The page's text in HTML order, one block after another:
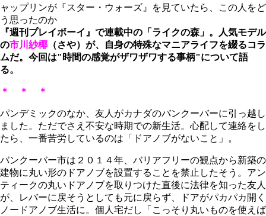
ャップリンが『スター・ウォーズ』を見ていたら、この人をど
う思ったのか
『週刊プレイボーイ』で連載中の「ライクの森」。人気モデル
の市川紗椰 （さや）が、自身の特殊なマニアライフを綴るコラ
ムだ。今回は" 時間の感覚がザワザワする事柄"について語
る。
＊ ＊ ＊
パンデミックのなか、友人がカナダのバンクーバーに引っ越し
ました。ただでさえ不安な時期での新生活。心配して連絡をし
たら、一番苦労しているのは「ドアノブがないこと」。
バンクーバー市は２０１４年、バリアフリーの観点から新築の
建物に丸い形のドアノブを設置することを禁止したそう。アン
ティークの丸いドアノブを取りつけた直後に法律を知った友人
が、レバーに戻そうとしても元に戻らず、ドアがパカパカ開く
ノードアノブ生活に。個人宅だし「こっそり丸いものを使えば